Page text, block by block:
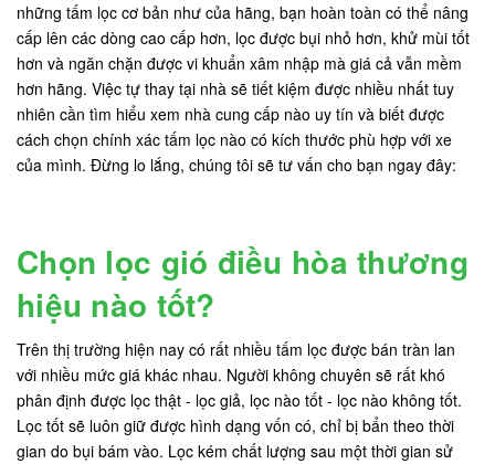
những tấm lọc cơ bản như của hãng, bạn hoàn toàn có thể nâng
cấp lên các dòng cao cấp hơn, lọc được bụi nhỏ hơn, khử mùi tốt
hơn và ngăn chặn được vi khuẩn xâm nhập mà giá cả vẫn mềm
hơn hãng. Việc tự thay tại nhà sẽ tiết kiệm được nhiều nhất tuy
nhiên cần tìm hiểu xem nhà cung cấp nào uy tín và biết được
cách chọn chính xác tấm lọc nào có kích thước phù hợp với xe
của mình. Đừng lo lắng, chúng tôi sẽ tư vấn cho bạn ngay đây:
Chọn lọc gió điều hòa thương
hiệu nào tốt?
Trên thị trường hiện nay có rất nhiều tấm lọc được bán tràn lan
với nhiều mức giá khác nhau. Người không chuyên sẽ rất khó
phân định được lọc thật - lọc giả, lọc nào tốt - lọc nào không tốt.
Lọc tốt sẽ luôn giữ được hình dạng vốn có, chỉ bị bẩn theo thời
gian do bụi bám vào. Lọc kém chất lượng sau một thời gian sử